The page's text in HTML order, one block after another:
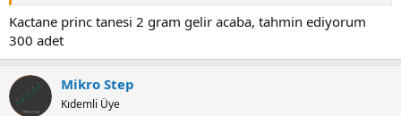
Kactane princ tanesi 2 gram gelir acaba, tahmin ediyorum
300 adet
Mikro Step
Kıdemli Üye